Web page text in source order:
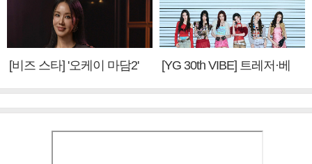
[비즈 스타] '오케이 마담2'
[YG 30th VIBE] 트레저·베